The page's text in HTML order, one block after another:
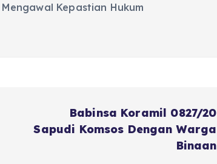
Kepastian Hukum
Babinsa Koramil 0827/20
Sapudi Komsos Dengan Warga
Binaan